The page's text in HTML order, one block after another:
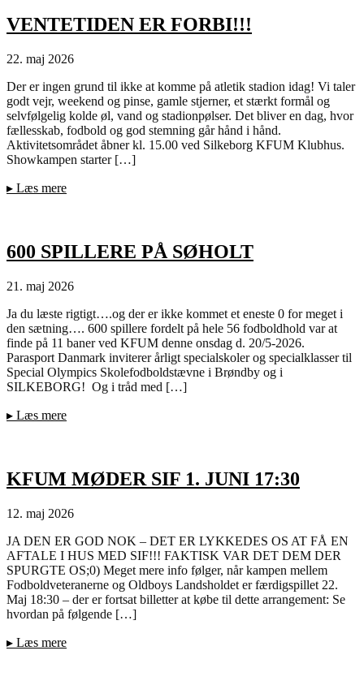
VENTETIDEN ER FORBI!!!
22. maj 2026
Der er ingen grund til ikke at komme på atletik stadion idag! Vi taler
godt vejr, weekend og pinse, gamle stjerner, et stærkt formål og
selvfølgelig kolde øl, vand og stadionpølser. Det bliver en dag, hvor
fællesskab, fodbold og god stemning går hånd i hånd.
Aktivitetsområdet åbner kl. 15.00 ved Silkeborg KFUM Klubhus.
Showkampen starter […]
▸ Læs mere
600 SPILLERE PÅ SØHOLT
21. maj 2026
Ja du læste rigtigt….og der er ikke kommet et eneste 0 for meget i
den sætning…. 600 spillere fordelt på hele 56 fodboldhold var at
finde på 11 baner ved KFUM denne onsdag d. 20/5-2026.
Parasport Danmark inviterer årligt specialskoler og specialklasser til
Special Olympics Skolefodboldstævne i Brøndby og i
SILKEBORG! Og i tråd med […]
▸ Læs mere
KFUM MØDER SIF 1. JUNI 17:30
12. maj 2026
JA DEN ER GOD NOK – DET ER LYKKEDES OS AT FÅ EN
AFTALE I HUS MED SIF!!! FAKTISK VAR DET DEM DER
SPURGTE OS;0) Meget mere info følger, når kampen mellem
Fodboldveteranerne og Oldboys Landsholdet er færdigspillet 22.
Maj 18:30 – der er fortsat billetter at købe til dette arrangement: Se
hvordan på følgende […]
▸ Læs mere